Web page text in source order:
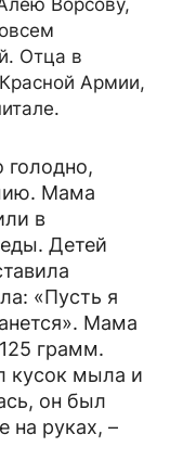
Отца в
Армии,
голодно,
Мама
в
Детей
«Пусть я
Мама
грамм.
кусок мыла и
он был
на руках, –